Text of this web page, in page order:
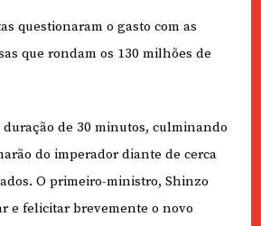
questionaram o gasto com as
que rondam os 130 milhões de
de 30 minutos, culminando
do imperador diante de cerca
O primeiro-ministro, Shinzo
e felicitar brevemente o novo